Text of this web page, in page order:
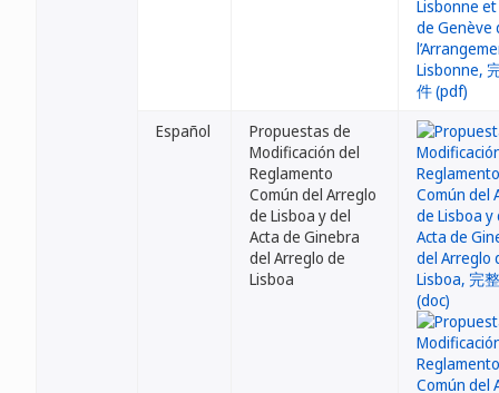
Español
Propuestas de
Modificación del
Reglamento
Común del Arreglo
de Lisboa y del
Acta de Ginebra
del Arreglo de
Lisboa